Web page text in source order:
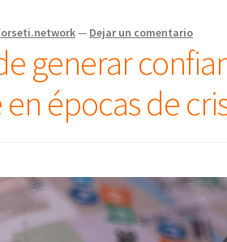
— Dejar un comentario
generar
épocas de